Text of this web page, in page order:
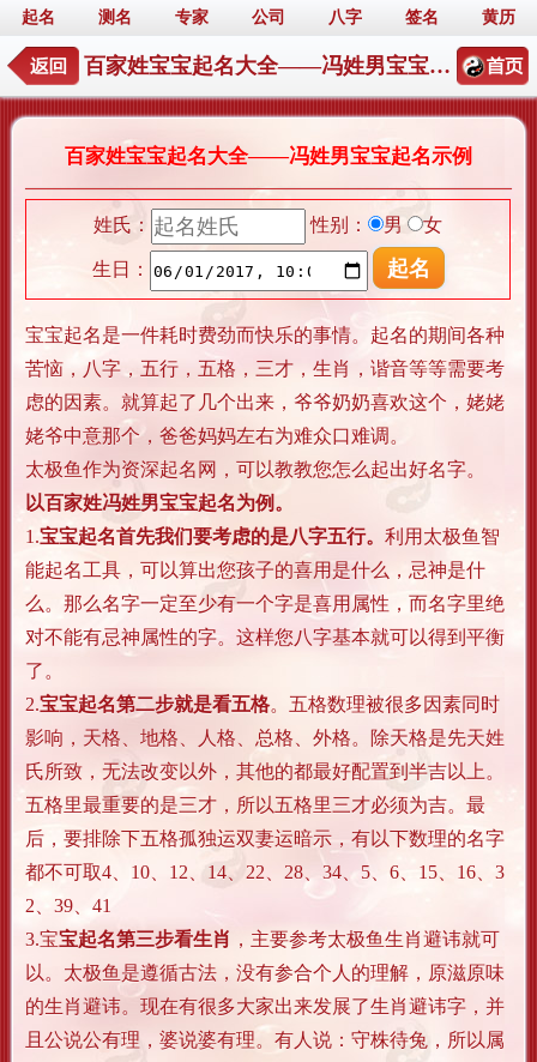
起名 测名 专家 公司 八字 签名 黄历
百家姓宝宝起名大全——冯姓男宝宝起名示例
百家姓宝宝起名大全——冯姓男宝宝起名示例
姓氏： 性别： 男 女
生日：
宝宝起名是一件耗时费劲而快乐的事情。起名的期间各种
苦恼，八字，五行，五格，三才，生肖，谐音等等需要考
虑的因素。就算起了几个出来，爷爷奶奶喜欢这个，姥姥
姥爷中意那个，爸爸妈妈左右为难众口难调。
太极鱼作为资深起名网，可以教教您怎么起出好名字。
以百家姓冯姓男宝宝起名为例。
1.宝宝起名首先我们要考虑的是八字五行。 利用太极鱼智
能起名工具，可以算出您孩子的喜用是什么，忌神是什
么。那么名字一定至少有一个字是喜用属性，而名字里绝
对不能有忌神属性的字。这样您八字基本就可以得到平衡
了。
2.宝宝起名第二步就是看五格。五格数理被很多因素同时
影响，天格、地格、人格、总格、外格。除天格是先天姓
氏所致，无法改变以外，其他的都最好配置到半吉以上。
五格里最重要的是三才，所以五格里三才必须为吉。最
后，要排除下五格孤独运双妻运暗示，有以下数理的名字
都不可取4、10、12、14、22、28、34、5、6、15、16、3
2、39、41
3.宝宝起名第三步看生肖 ，主要参考太极鱼生肖避讳就可
以。太极鱼是遵循古法，没有参合个人的理解，原滋原味
的生肖避讳。现在有很多大家出来发展了生肖避讳字，并
且公说公有理，婆说婆有理。有人说：守株待兔，所以属